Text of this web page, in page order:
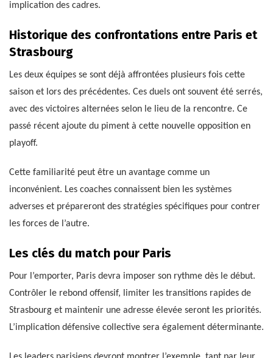
implication des cadres.
Historique des confrontations entre Paris et
Strasbourg
Les deux équipes se sont déjà affrontées plusieurs fois cette
saison et lors des précédentes. Ces duels ont souvent été serrés,
avec des victoires alternées selon le lieu de la rencontre. Ce
passé récent ajoute du piment à cette nouvelle opposition en
playoff.
Cette familiarité peut être un avantage comme un
inconvénient. Les coaches connaissent bien les systèmes
adverses et prépareront des stratégies spécifiques pour contrer
les forces de l’autre.
Les clés du match pour Paris
Pour l’emporter, Paris devra imposer son rythme dès le début.
Contrôler le rebond offensif, limiter les transitions rapides de
Strasbourg et maintenir une adresse élevée seront les priorités.
L’implication défensive collective sera également déterminante.